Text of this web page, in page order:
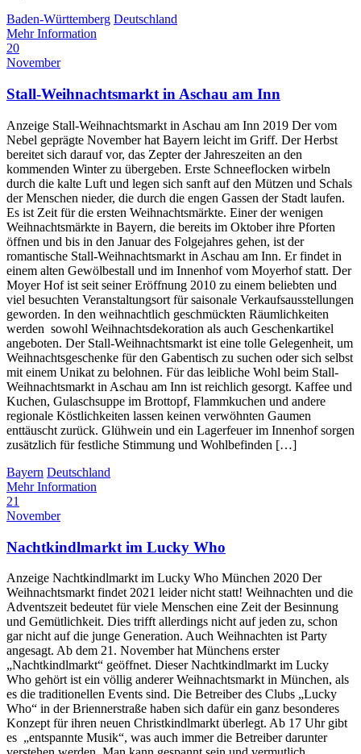
Baden-Württemberg Deutschland
Mehr Information
20
November
Stall-Weihnachtsmarkt in Aschau am Inn
Anzeige Stall-Weihnachtsmarkt in Aschau am Inn 2019 Der vom
Nebel geprägte November hat Bayern leicht im Griff. Der Herbst
bereitet sich darauf vor, das Zepter der Jahreszeiten an den
kommenden Winter zu übergeben. Erste Schneeflocken wirbeln
durch die kalte Luft und legen sich sanft auf den Mützen und Schals
der Menschen nieder, die durch die engen Gassen der Stadt laufen.
Es ist Zeit für die ersten Weihnachtsmärkte. Einer der wenigen
Weihnachtsmärkte in Bayern, die bereits im Oktober ihre Pforten
öffnen und bis in den Januar des Folgejahres gehen, ist der
romantische Stall-Weihnachtsmarkt in Aschau am Inn. Er findet in
einem alten Gewölbestall und im Innenhof vom Moyerhof statt. Der
Moyer Hof ist seit seiner Eröffnung 2010 zu einem beliebten und
viel besuchten Veranstaltungsort für saisonale Verkaufsausstellungen
geworden. In den weihnachtlich geschmückten Räumlichkeiten
werden sowohl Weihnachtsdekoration als auch Geschenkartikel
angeboten. Der Stall-Weihnachtsmarkt ist eine tolle Gelegenheit, um
Weihnachtsgeschenke für den Gabentisch zu suchen oder sich selbst
mit einem Unikat zu belohnen. Für das leibliche Wohl beim Stall-
Weihnachtsmarkt in Aschau am Inn ist reichlich gesorgt. Kaffee und
Kuchen, Gulaschsuppe im Brottopf, Flammkuchen und andere
regionale Köstlichkeiten lassen keinen verwöhnten Gaumen
enttäuscht zurück. Glühwein und ein Lagerfeuer im Innenhof sorgen
zusätzlich für festliche Stimmung und Wohlbefinden […]
Bayern Deutschland
Mehr Information
21
November
Nachtkindlmarkt im Lucky Who
Anzeige Nachtkindlmarkt im Lucky Who München 2020 Der
Weihnachtsmarkt findet 2021 leider nicht statt! Weihnachten und die
Adventszeit bedeutet für viele Menschen eine Zeit der Besinnung
und Gemütlichkeit. Dies trifft allerdings nicht auf jeden zu, schon
gar nicht auf die junge Generation. Auch Weihnachten ist Party
angesagt. Ab dem 21. November hat Münchens erster
„Nachtkindlmarkt“ geöffnet. Dieser Nachtkindlmarkt im Lucky
Who gehört ist ein völlig anderer Weihnachtsmarkt in München, als
es die traditionellen Events sind. Die Betreiber des Clubs „Lucky
Who“ in der Briennerstraße haben sich dafür ein ganz besonderes
Konzept für ihren neuen Christkindlmarkt überlegt. Ab 17 Uhr gibt
es „entspannte Musik“, was auch immer die Betreiber darunter